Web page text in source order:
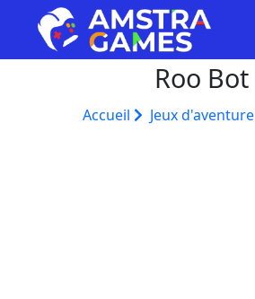
Roo Bot
Accueil Jeux d'aventure